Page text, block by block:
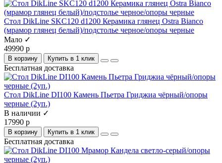
Стол DikLine SKC120 d1200 Керамика глянец Ostra Bianco
(мрамор глянец белый)/подстолье черное/опоры черные
Мало ✓
49990 р
В корзину Купить в 1 клик
Бесплатная доставка
Стол DikLine DI100 Камень Пьетра Гриджиа чёрный/опоры
черные (2уп.)
В наличии ✓
17990 р
В корзину Купить в 1 клик
Бесплатная доставка